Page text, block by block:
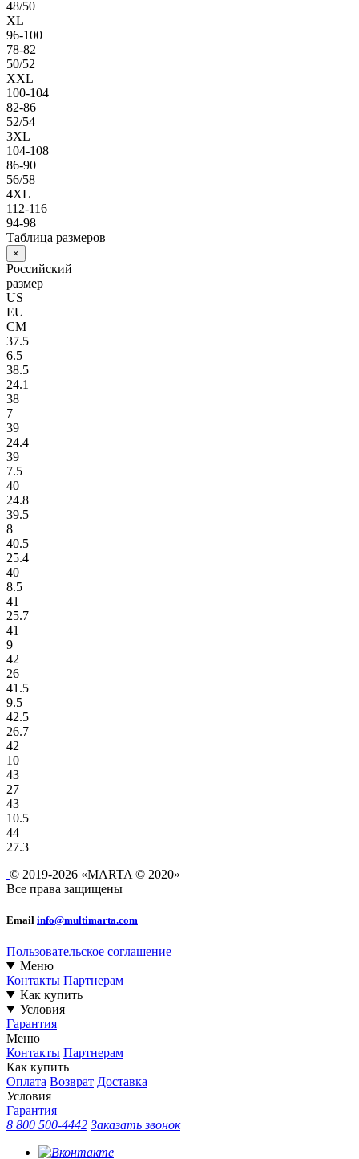
48/50
XL
96-100
78-82
50/52
XXL
100-104
82-86
52/54
3XL
104-108
86-90
56/58
4XL
112-116
94-98
Таблица размеров
×
Российский
размер
US
EU
СМ
37.5
6.5
38.5
24.1
38
7
39
24.4
39
7.5
40
24.8
39.5
8
40.5
25.4
40
8.5
41
25.7
41
9
42
26
41.5
9.5
42.5
26.7
42
10
43
27
43
10.5
44
27.3
© 2019-2026 «MARTA © 2020»
Все права защищены
Email info@multimarta.com
Пользовательское соглашение
Меню
Контакты Партнерам
Как купить
Условия
Гарантия
Меню
Контакты Партнерам
Как купить
Оплата Возврат Доставка
Условия
Гарантия
8 800 500-4442 Заказать звонок